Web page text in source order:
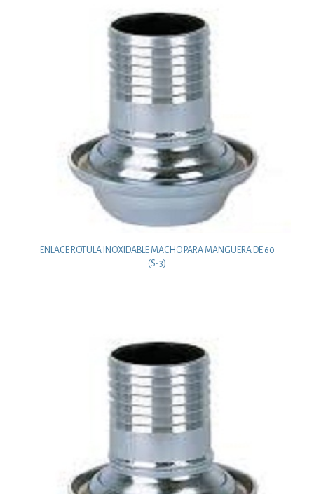
ENLACE ROTULA INOXIDABLE MACHO PARA MANGUERA DE 60
(S-3)